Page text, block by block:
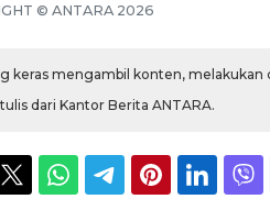
© ANTARA 2026
keras mengambil konten,
dari Kantor Berita ANTARA.